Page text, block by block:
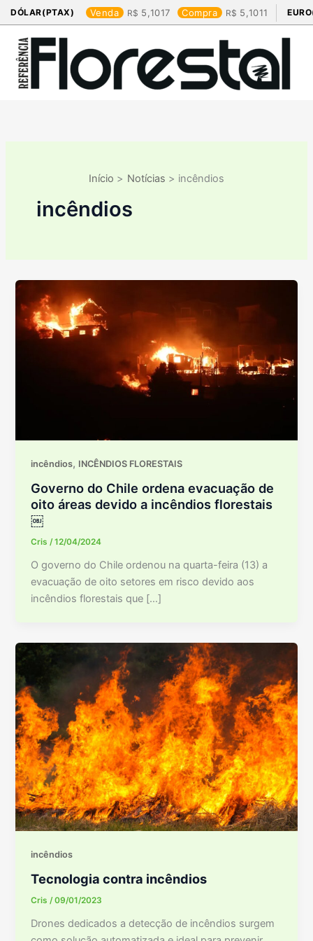
DÓLAR(PTAX) Venda 5,1017 Compra 5,1011
para
conteúdo
Início Notícias incêndios
incêndios
incêndios, INCÊNDIOS FLORESTAIS
Governo do Chile ordena evacuação de
oito áreas devido a incêndios florestais
￼
Cris/12/04/2024
O governo do Chile ordenou na quarta-feira (13) a
evacuação de oito setores em risco devido aos
incêndios florestais que […]
incêndios
Tecnologia contra incêndios
Cris/09/01/2023
Drones dedicados a detecção de incêndios surgem